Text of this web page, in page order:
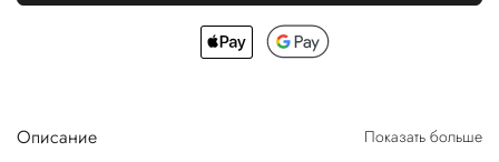
Описание Показать больше